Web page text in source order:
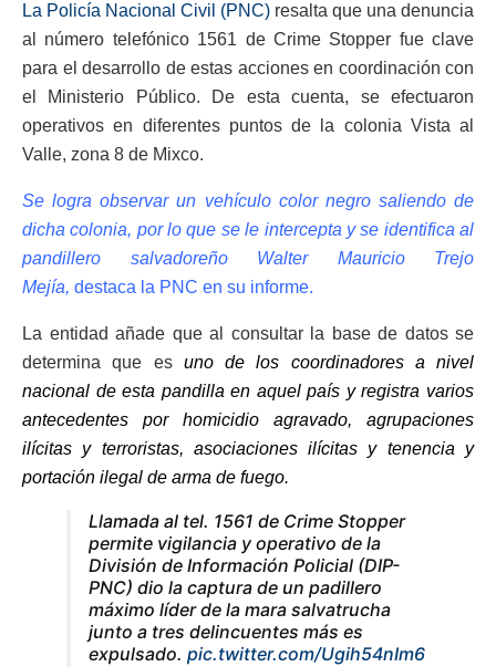
La Policía Nacional Civil (PNC) resalta que una denuncia
al número telefónico 1561 de Crime Stopper fue clave
para el desarrollo de estas acciones en coordinación con
el Ministerio Público. De esta cuenta, se efectuaron
operativos en diferentes puntos de la colonia Vista al
Valle, zona 8 de Mixco.
Se logra observar un vehículo color negro saliendo de
dicha colonia, por lo que se le intercepta y se identifica al
pandillero salvadoreño Walter Mauricio Trejo
Mejía, destaca la PNC en su informe.
La entidad añade que al consultar la base de datos se
determina que es
uno de los coordinadores a nivel
nacional de esta pandilla en aquel país y registra varios
antecedentes por homicidio agravado, agrupaciones
ilícitas y terroristas, asociaciones ilícitas y tenencia y
portación ilegal de arma de fuego.
Llamada al tel. 1561 de Crime Stopper
permite vigilancia y operativo de la
División de Información Policial (DIP-
PNC) dio la captura de un padillero
máximo líder de la mara salvatrucha
junto a tres delincuentes más es
expulsado. pic.twitter.com/Ugih54nIm6